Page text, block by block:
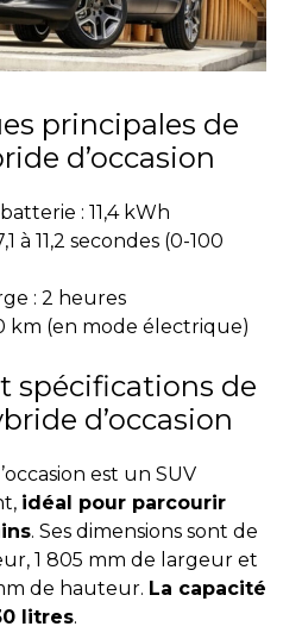
principales de
d’occasion
: 11,4 kWh
à 11,2 secondes (0-100
: 2 heures
km (en mode électrique)
spécifications de
d’occasion
est un SUV
idéal pour parcourir
. Ses dimensions sont de
1 805 mm de largeur et
de hauteur. La capacité
litres.